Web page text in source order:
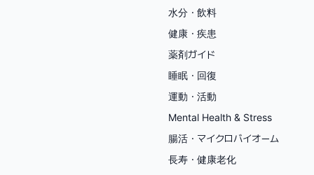
水分・飲料
健康・疾患
薬剤ガイド
睡眠・回復
運動・活動
Mental Health & Stress
腸活・マイクロバイオーム
長寿・健康老化